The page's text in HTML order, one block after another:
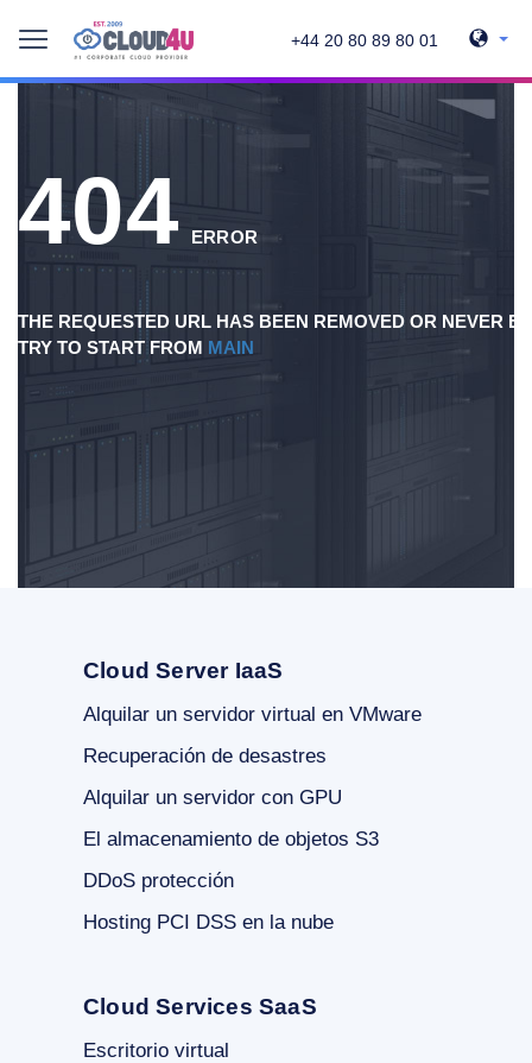
+44 20 80 89 80 01
404 ERROR
THE REQUESTED URL HAS BEEN REMOVED OR NEVER
TRY TO START FROM MAIN
Cloud Server IaaS
Alquilar un servidor virtual en VMware
Recuperación de desastres
Alquilar un servidor con GPU
El almacenamiento de objetos S3
DDoS protección
Hosting PCI DSS en la nube
Cloud Services SaaS
Escritorio virtual